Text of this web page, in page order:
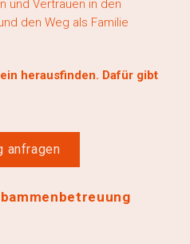
und Vertrauen in den
den Weg als Familie
herausfinden. Dafür gibt
anfragen